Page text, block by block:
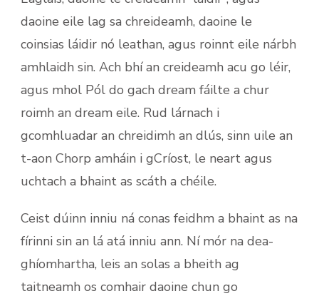
daoine eile lag sa chreideamh, daoine le
coinsias láidir nó leathan, agus roinnt eile nárbh
amhlaidh sin. Ach bhí an creideamh acu go léir,
agus mhol Pól do gach dream fáilte a chur
roimh an dream eile. Rud lárnach i
gcomhluadar an chreidimh an dlús, sinn uile an
t-aon Chorp amháin i gCríost, le neart agus
uchtach a bhaint as scáth a chéile.
Ceist dúinn inniu ná conas feidhm a bhaint as na
fírinni sin an lá atá inniu ann. Ní mór na dea-
ghíomhartha, leis an solas a bheith ag
taitneamh os comhair daoine chun go